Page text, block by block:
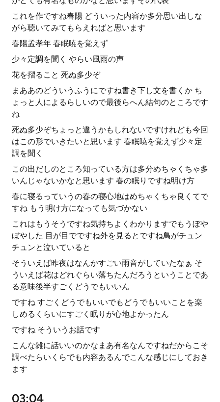
これを作ですね春陽 どういった内容か多分思い出しな
がら聴いてみてもらえればと思います
春陽孟孝年 春眠暁を覚えず
少々定調を聞く やらい風雨の声
花を摺ること 死ぬ多少ぞ
まああのどういうふうにですね書き下し文を書くか ち
ょっと人によるらしいので最後らへん結句のところです
ね
死ぬ多少ぞちょっと違うかもしれないですけれども今回
はこの形でいきたいと思います 春眠暁を覚えず少々定
調を聞く
この出だしのところ知っている方は多分めちゃくちゃ多
いんじゃないかなと思います 春の眠りですね明け方
春に寝るっていうの春の寝心地はめちゃくちゃ良くてで
すね もう明け方になっても気づかない
これはもうそうですね気持ちよくわかりますでもうぼや
ぼやした 目が目でですね外を見るとですね鳥がチュン
チュンと泣いていると
そういえば昨夜はなんかすごい雨音がしていたなぁ そ
ういえば花はどれぐらい落ちたんだろうということであ
る意味後半すごくどうでもいいん
ですね すごくどうでもいいでもどうでもいいことを楽
しめるくらいにすごく眠りが心地よかったん
ですね そういうお話です
こんな雑に話いいのかなまあ有名なんですねだからこそ
調べたらいくらでも内容あるんでこんな感じにしておき
ます
03:04